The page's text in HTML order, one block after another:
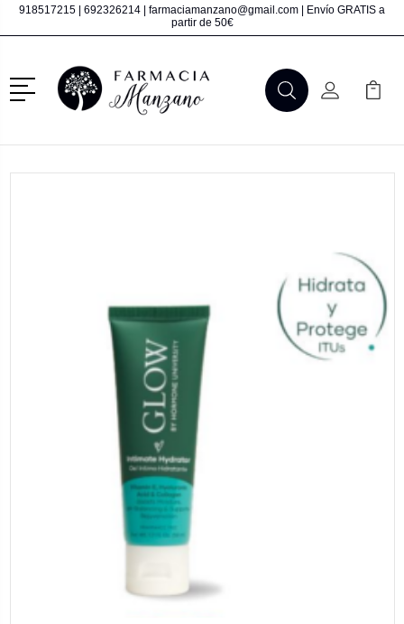
918517215 692326214 farmaciamanzano@gmail.com | Envío GRATIS a
partir de 50€
Menú
BuscarMi Cuenta
Mi